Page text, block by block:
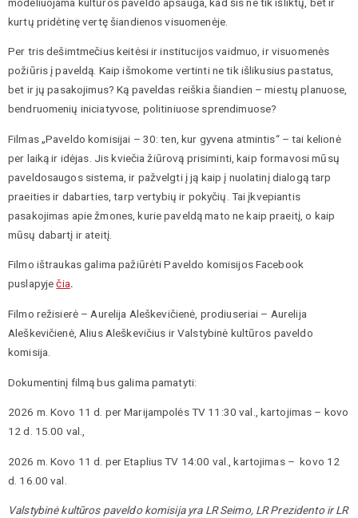
kurtų pridėtinę vertę šiandienos visuomenėje.
Per tris dešimtmečius keitėsi ir institucijos vaidmuo, ir visuomenės
požiūris į paveldą. Kaip išmokome vertinti ne tik išlikusius pastatus,
bet ir jų pasakojimus? Ką paveldas reiškia šiandien – miestų planuose,
bendruomenių iniciatyvose, politiniuose sprendimuose?
Filmas „Paveldo komisijai – 30: ten, kur gyvena atmintis“ – tai kelionė
per laiką ir idėjas. Jis kviečia žiūrovą prisiminti, kaip formavosi mūsų
paveldosaugos sistema, ir pažvelgti į ją kaip į nuolatinį dialogą tarp
praeities ir dabarties, tarp vertybių ir pokyčių. Tai įkvepiantis
pasakojimas apie žmones, kurie paveldą mato ne kaip praeitį, o kaip
mūsų dabartį ir ateitį.
Filmo ištraukas galima pažiūrėti Paveldo komisijos Facebook
puslapyječia.
Filmo režisierė – Aurelija Aleškevičienė, prodiuseriai – Aurelija
Aleškevičienė, Alius Aleškevičius ir Valstybinė kultūros paveldo
komisija.
Dokumentinį filmą bus galima pamatyti:
2026 m. Kovo 11 d. per Marijampolės TV 11:30 val., kartojimas – kovo
12 d. 15.00 val.,
2026 m. Kovo 11 d. per Etaplius TV 14:00 val., kartojimas – kovo 12
d. 16.00 val.
Valstybinė kultūros paveldo komisija yra LR Seimo, LR Prezidento ir LR